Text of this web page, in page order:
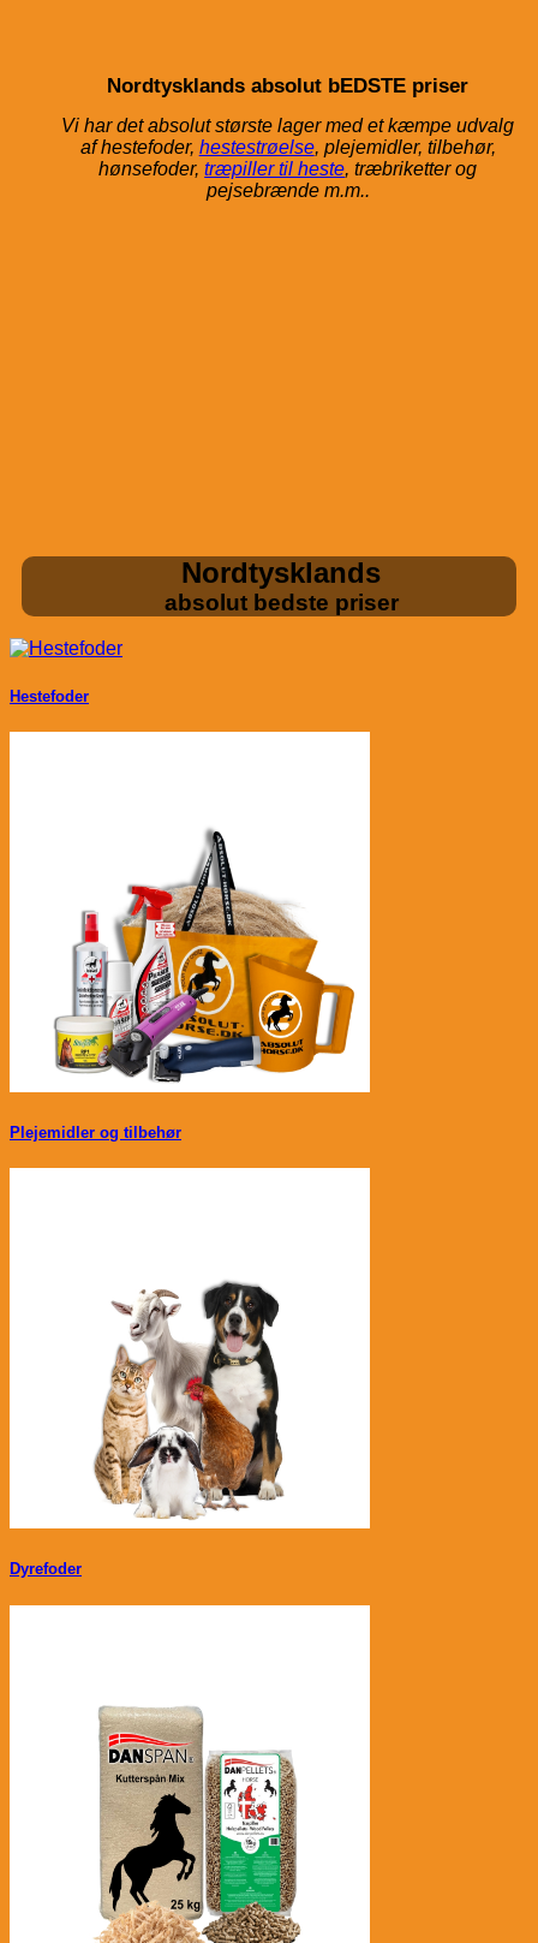
Nordtysklands absolut bEDSTE priser
Vi har det absolut største lager med et kæmpe udvalg
afhestefoder, hestestrøelse, plejemidler, tilbehør,
hønsefoder,træpiller til heste, træbriketter og
pejsebrænde m.m..
Nordtysklands
absolut bedste priser
Hestefoder
Plejemidler og tilbehør
Dyrefoder